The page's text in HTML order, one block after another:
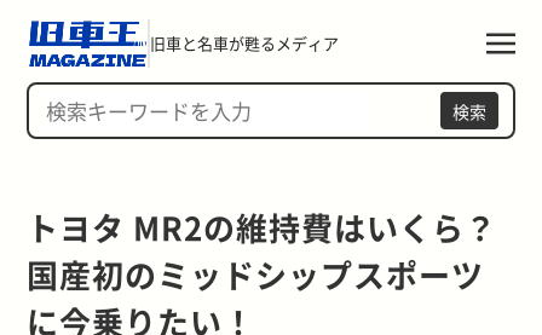
旧車と名車が甦るメディア
検索
トヨタ MR2の維持費はいくら？
国産初のミッドシップスポーツ
に今乗りたい！